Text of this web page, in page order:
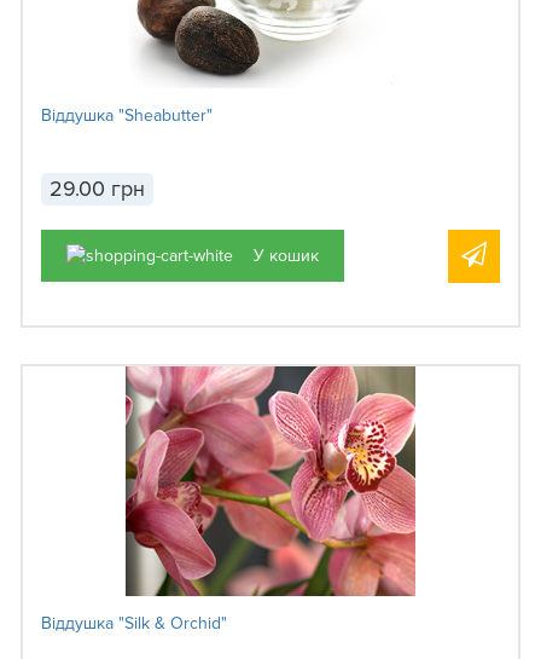
Віддушка "Sheabutter"
29.00 грн
У кошик
Віддушка "Silk & Orchid"